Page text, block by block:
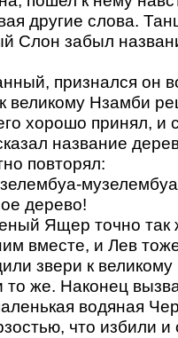
другие слова.
Слон забыл
признался он
великому Нзамби
хорошо принял, и
название
повторял:
дерево!
Ящер точно так
вместе, и Лев
звери к
то же. Наконец
водяная
что избили